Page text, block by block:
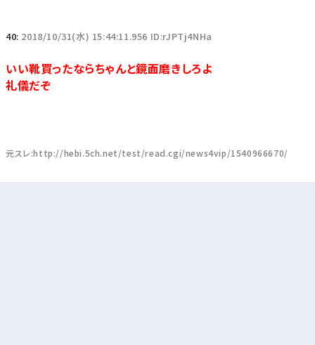
40: 2018/10/31(水) 15:44:11.956 ID:rJPTj4NHa
いい靴買ったならちゃんと鏡面磨きしろよ
礼儀だぞ
元スレ:http://hebi.5ch.net/test/read.cgi/news4vip/1540966670/